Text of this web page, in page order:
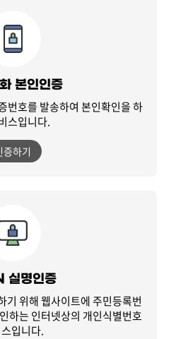
본인인증
번호를 발송하여 본인확인을 하
스입니다.
증하기
실명인증
기 위해 웹사이트에 주민등록번
하는 인터넷상의 개인식별번호
입니다.